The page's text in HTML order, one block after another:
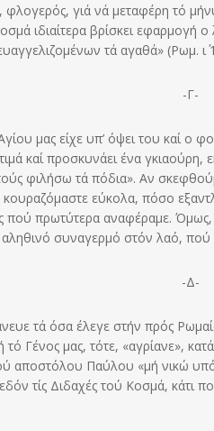
φλογερός, γιά νά μεταφέρη τό
ιδιαίτερα βρίσκει
τά αγαθά» (Ρωμ. ι΄
-Γ-
μας είχε υπ’ όψει του καί ο
καί προσκυνάει ένα
φιλήσω τά πόδια». Αν
εύκολα, πόσο
πρωτύτερα αναφέραμε. Όμως,
αληθινό συναγερμό στόν λαό,
-Δ-
τά όσα έλεγε στήν πρός
Γένος μας, τότε, «αγρίανε»,
αποστόλου Παύλου «μή νικώ
τίς Διδαχές τού Κοσμά, κάτι